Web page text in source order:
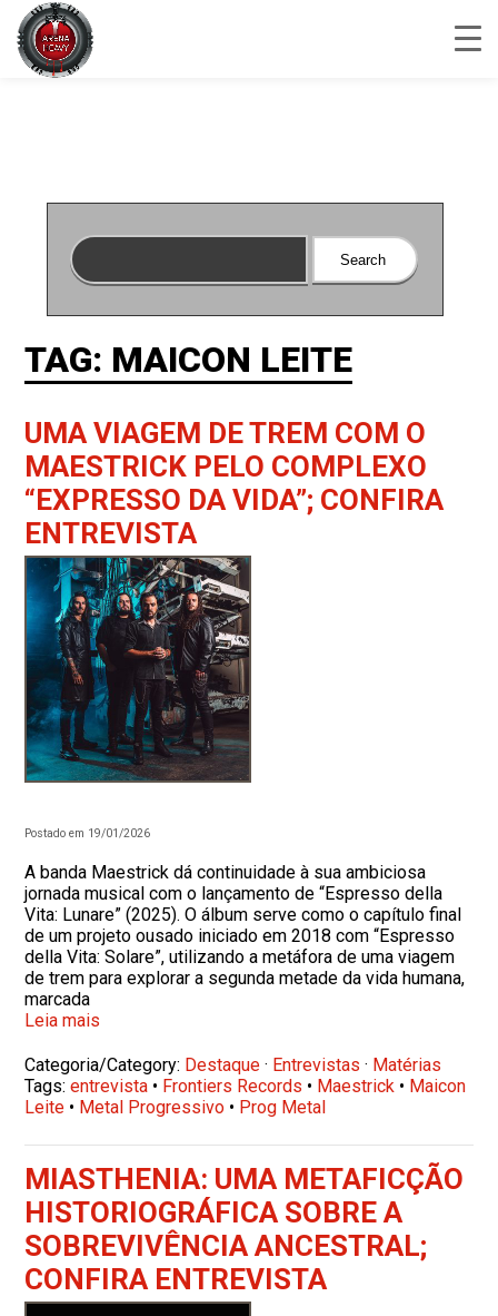
TAG: MAICON LEITE
UMA VIAGEM DE TREM COM O
MAESTRICK PELO COMPLEXO
“EXPRESSO DA VIDA”; CONFIRA
ENTREVISTA
Postado em 19/01/2026
A banda Maestrick dá continuidade à sua ambiciosa
jornada musical com o lançamento de “Espresso della
Vita: Lunare” (2025). O álbum serve como o capítulo final
de um projeto ousado iniciado em 2018 com “Espresso
della Vita: Solare”, utilizando a metáfora de uma viagem
de trem para explorar a segunda metade da vida humana,
marcada
Leia mais
Categoria/Category: Destaque · Entrevistas · Matérias
Tags:entrevista • Frontiers Records • Maestrick • Maicon
Leite • Metal Progressivo • Prog Metal
MIASTHENIA: UMA METAFICÇÃO
HISTORIOGRÁFICA SOBRE A
SOBREVIVÊNCIA ANCESTRAL;
CONFIRA ENTREVISTA